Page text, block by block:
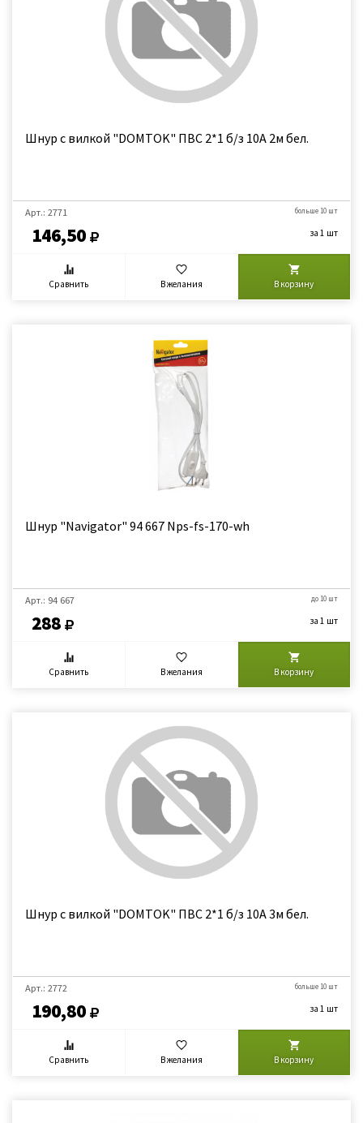
Шнур с вилкой "DOMTOK" ПВС 2*1 б/з 10А 2м бел.
Арт.: 2771
146,50
больше 10 шт
за 1 шт
Сравнить В желания В корзину
Шнур "Navigator" 94 667 Nps-fs-170-wh
Арт.: 94 667
288
до 10 шт
за 1 шт
Сравнить В желания В корзину
Шнур с вилкой "DOMTOK" ПВС 2*1 б/з 10А 3м бел.
Арт.: 2772
190,80
больше 10 шт
за 1 шт
Сравнить В желания В корзину